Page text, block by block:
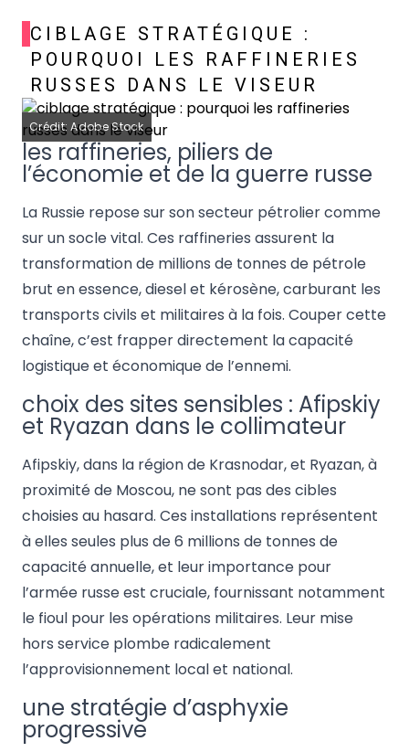
CIBLAGE STRATÉGIQUE :
POURQUOI LES RAFFINERIES
RUSSES DANS LE VISEUR
Crédit: Adobe Stock
les raffineries, piliers de
l’économie et de la guerre russe
La Russie repose sur son secteur pétrolier comme
sur un socle vital. Ces raffineries assurent la
transformation de millions de tonnes de pétrole
brut en essence, diesel et kérosène, carburant les
transports civils et militaires à la fois. Couper cette
chaîne, c’est frapper directement la capacité
logistique et économique de l’ennemi.
choix des sites sensibles : Afipskiy
et Ryazan dans le collimateur
Afipskiy, dans la région de Krasnodar, et Ryazan, à
proximité de Moscou, ne sont pas des cibles
choisies au hasard. Ces installations représentent
à elles seules plus de 6 millions de tonnes de
capacité annuelle, et leur importance pour
l’armée russe est cruciale, fournissant notamment
le fioul pour les opérations militaires. Leur mise
hors service plombe radicalement
l’approvisionnement local et national.
une stratégie d’asphyxie
progressive